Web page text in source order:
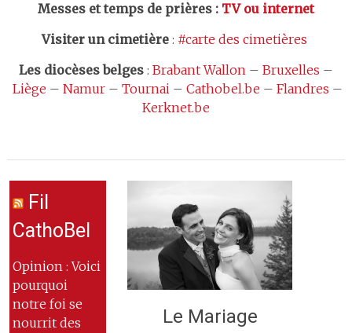
Messes et temps de prières: TV ou internet
Visiter un cimetière: #carte des cimetières
Les diocèses belges: Brabant Wallon– Bruxelles –
Liège – Namur– Tournai– Cathobel.be – Flandres –
Kerknet.be
Fil
CathoBel
Opinion : Voici
pourquoi
notre foi se
nourrit des
Le Mariage